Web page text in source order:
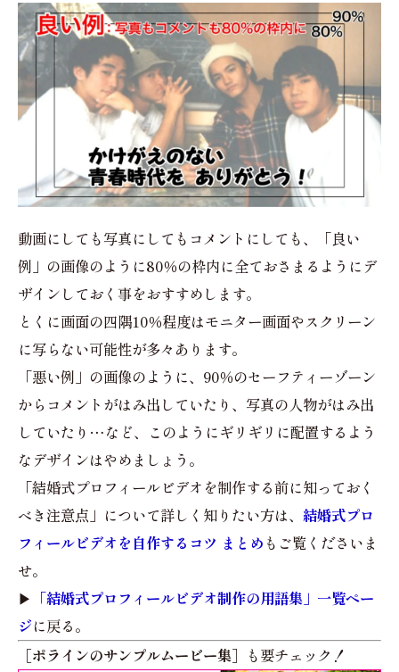
動画にしても写真にしてもコメントにしても、「良い
例」の画像のように80％の枠内に全ておさまるようにデ
ザインしておく事をおすすめします。
とくに画面の四隅10％程度はモニター画面やスクリーン
に写らない可能性が多々あります。
「悪い例」の画像のように、90％のセーフティーゾーン
からコメントがはみ出していたり、写真の人物がはみ出
していたり…など、このようにギリギリに配置するよう
なデザインはやめましょう。
「結婚式プロフィールビデオを制作する前に知っておく
べき注意点」について詳しく知りたい方は、 結婚式プロ
フィールビデオを自作するコツ まとめ もご覧くださいま
せ。
▶︎ 「結婚式プロフィールビデオ制作の用語集」一覧ペー
ジに戻る。
［ポラインのサンプルムービー集］ も要チェック！